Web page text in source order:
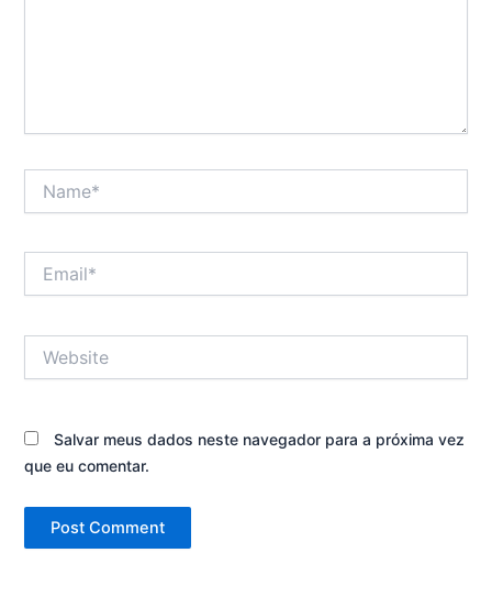
Salvar meus dados neste navegador para a próxima vez
que eu comentar.